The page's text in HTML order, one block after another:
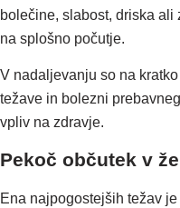
bolečine, slabost, driska
na splošno počutje.
V nadaljevanju so na
težave in bolezni
vpliv na zdravje.
Pekoč občutek v
Ena najpogostejših težav